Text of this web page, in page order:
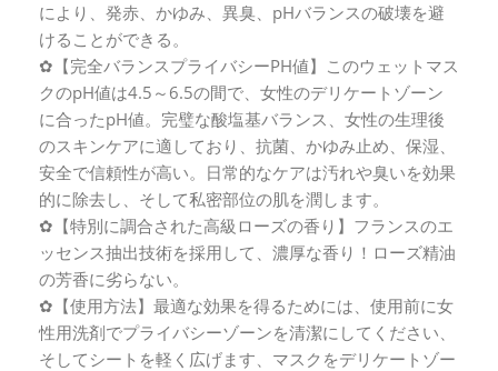
により、発赤、かゆみ、異臭、pHバランスの破壊を避
けることができる。
✿【完全バランスプライバシーPH値】このウェットマス
クのpH値は4.5～6.5の間で、女性のデリケートゾーン
に合ったpH値。完璧な酸塩基バランス、女性の生理後
のスキンケアに適しており、抗菌、かゆみ止め、保湿、
安全で信頼性が高い。日常的なケアは汚れや臭いを効果
的に除去し、そして私密部位の肌を潤します。
✿【特別に調合された高級ローズの香り】フランスのエ
ッセンス抽出技術を採用して、濃厚な香り！ローズ精油
の芳香に劣らない。
✿【使用方法】最適な効果を得るためには、使用前に女
性用洗剤でプライバシーゾーンを清潔にしてください、
そしてシートを軽く広げます、マスクをデリケートゾー